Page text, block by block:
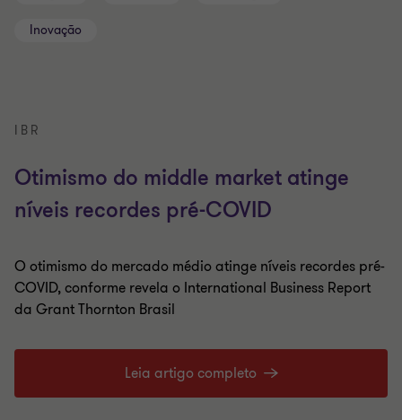
Inovação
IBR
Otimismo do middle market atinge
níveis recordes pré-COVID
O otimismo do mercado médio atinge níveis recordes pré-
COVID, conforme revela o International Business Report
da Grant Thornton Brasil
Leia artigo completo